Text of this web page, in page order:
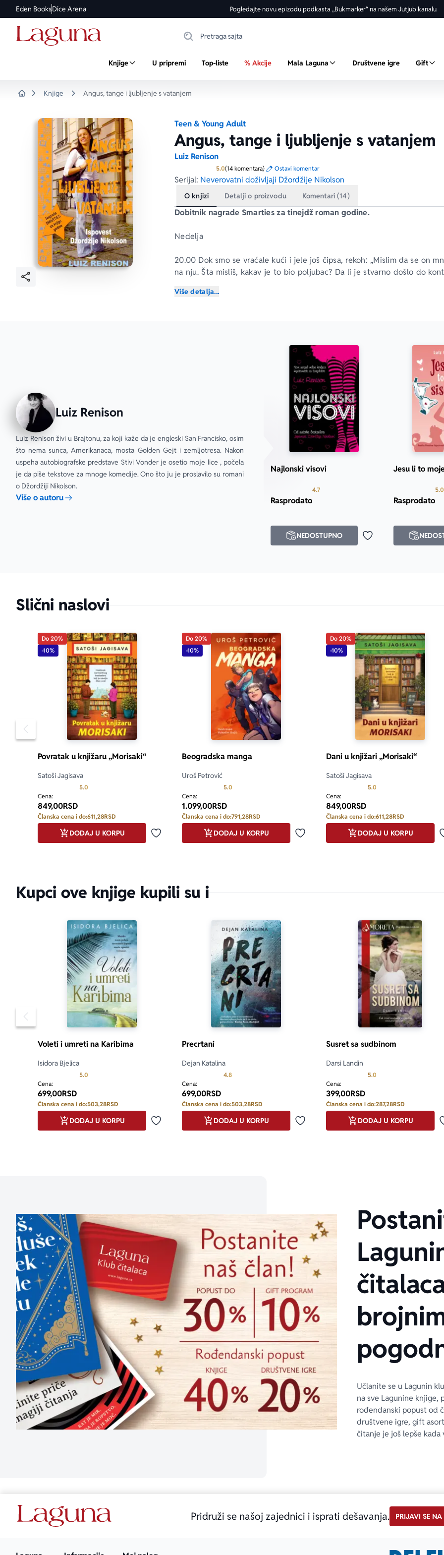
Eden BooksDice Arena Pogledajte novu epizodu podkasta „Bukmarker“ na našem Jutjub kanalu
Knjige U pripremi Top-liste % Akcije Mala Laguna Društvene igre Gift
Knjige Angus, tange i ljubljenje s vatanjem
Teen & Young Adult
Angus, tange i ljubljenje s vatanjem
Luiz Renison
5.0Prosecna ocena je 5.0 od 5
(14 komentara) Ostavi komentar
Serijal: Neverovatni doživljaji Džordžije Nikolson
O knjizi Detalji o proizvodu Komentari (14)
Dobitnik nagrade Smarties za tinejdž roman godine.
Nedelja
20.00 Dok smo se vraćale kući i jele još čipsa, rekoh: „Mislim da se on
na nju. Šta misliš, kakav je to bio poljubac? Da li je stvarno došlo do
„Mislim da je ona krenula na ljubljenje s jezikom, ali je on to
18.58 Lindzi je imala na sebi tange! Ne razumem te tange — čemu one
se uvuku u dupe, to je sve što mogu da kažem.
Sreda
11.30 Gospođa Komšinica se opet žalila na Angusa. Plaši joj pudlicu.
Keve mi, je l’ moj posao da izlazim nakraj s histeričnim komšilukom?
Posetite: www.georgianicolson.com
Više detalja...
Luiz Renison
Luiz Renison živi u Brajtonu, za koji kaže da je engleski San Francisko, osim
što nema sunca, Amerikanaca, mosta Golden Gejt i zemljotresa. Nakon
uspeha autobiografske predstave Stivi Vonder je osetio moje lice , počela
je da piše tekstove za mnoge komedije. Ono što ju je proslavilo su romani
o Džordžiji Nikolson.
Više o autoru
Najlonski visovi
4.7Prosecna ocena je 4.7 od 5
Rasprodato
Dodaj u omiljene
NEDOSTUPNO
Jesu li to
5.0
Rasprodato
Slični naslovi
Pomeranje sadržaja slajdera u levo
Do 20%
-10%
Povratak u knjižaru „Morisaki“
Satoši Jagisava
5.0
Cena:
849,00RSD
Članska cena i do:611,28RSD
Dodaj u omiljene
DODAJ U KORPU
Do 20%
-10%
Beogradska manga
Uroš Petrović
5.0
Cena:
1.099,00RSD
Članska cena i do:791,28RSD
Dodaj u omiljene
DODAJ U KORPU
Do 20%
-10%
Dani u knjižari „Morisaki“
Satoši Jagisava
5.0
Cena:
849,00RSD
Članska cena i do:611,28RSD
DODAJ U KORPU
Kupci ove knjige kupili su i
Pomeranje sadržaja slajdera u levo
Voleti i umreti na Karibima
Isidora Bjelica
5.0
Cena:
699,00RSD
Članska cena i do:503,28RSD
Dodaj u omiljene
DODAJ U KORPU
Precrtani
Dejan Katalina
4.8Prosecna ocena je 4.8 od 5
Cena:
699,00RSD
Članska cena i do:503,28RSD
Dodaj u omiljene
DODAJ U KORPU
Susret sa sudbinom
Darsi Landin
5.0
Cena:
399,00RSD
Članska cena i do:287,28RSD
DODAJ U KORPU
Učlanite se u Lagunin
na sve Lagunine knjige,
rođendanski popust od
društvene igre, gift
čitanje je još lepše kada
Pridruži se našoj zajednici i isprati dešavanja. PRIJAVI SE NA